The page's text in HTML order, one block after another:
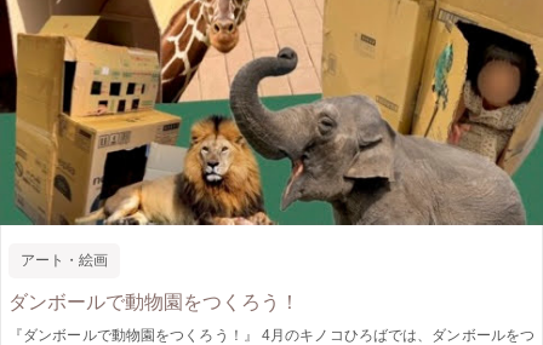
アート・絵画
ダンボールで動物園をつくろう！
『ダンボールで動物園をつくろう！』 4月のキノコひろばでは、ダンボールをつ